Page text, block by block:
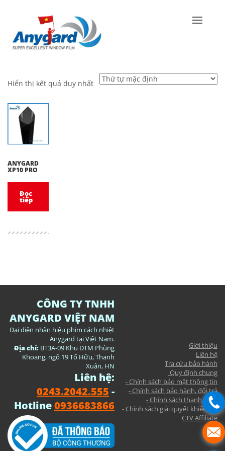
Hiển thị kết quả duy nhất
ANYGARD
XP10 PRO
Đọc
tiếp
CÔNG TY TNHH
ANYGARD VIỆT NAM
Đại diện nhãn hiệu phim cách nhiệt
Anygard tại Việt Nam.
Địa chỉ: BT3A-09 Khu ĐTM Phùng
Khoang, ngõ 19 Tố Hữu, Thanh
Xuân, HN
Liên hệ:
0243.2042.555 -
Hotline0936683866
Giới thiệu
Liên hệ
Tra cứu bảo hành
Quy định chung
- Chính sách bảo mật thông tin
- Chính sách bảo hành, đổi trả
- Chính sách thanh toán
- Chính sách giải quyết khiếu nại
CTV Affiliate